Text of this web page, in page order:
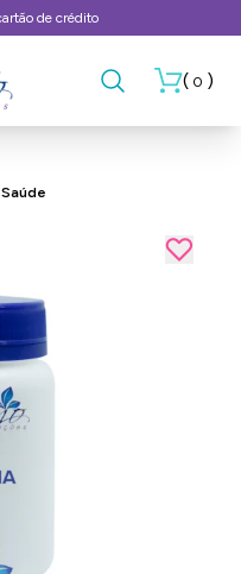
( 0 )
Saúde